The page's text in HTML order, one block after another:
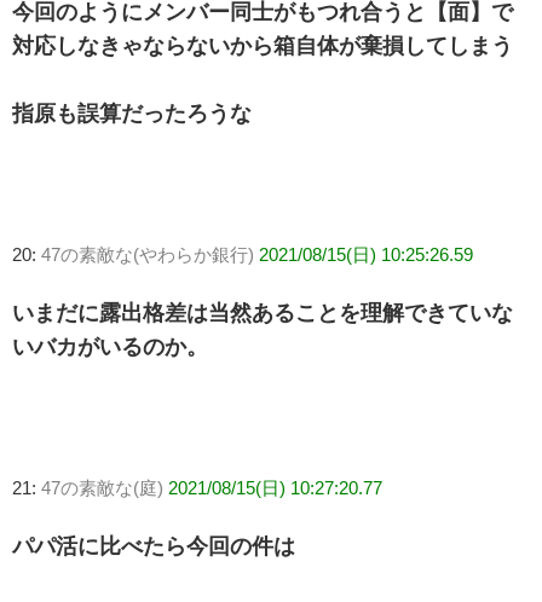
今回のようにメンバー同士がもつれ合うと【面】で
対応しなきゃならないから箱自体が棄損してしまう
指原も誤算だったろうな
20: 47の素敵な(やわらか銀行) 2021/08/15(日) 10:25:26.59
いまだに露出格差は当然あることを理解できていな
いバカがいるのか。
21: 47の素敵な(庭) 2021/08/15(日) 10:27:20.77
パパ活に比べたら今回の件は